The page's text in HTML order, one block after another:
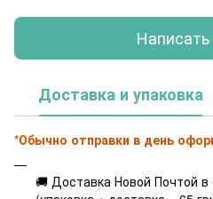
Доставка и упаковка
*Обычно отправки в день
🚚 Доставка Новой Почтой в